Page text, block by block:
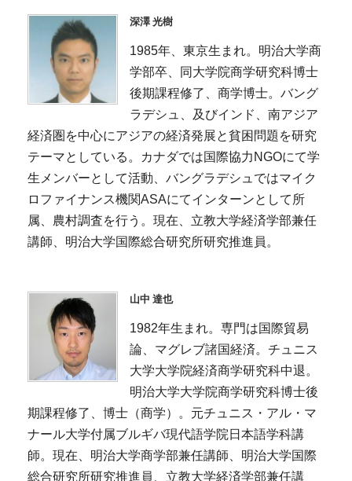
深澤 光樹
1985年、東京生まれ。明治大学商
学部卒、同大学院商学研究科博士
後期課程修了、商学博士。バング
ラデシュ、及びインド、南アジア
経済圏を中心にアジアの経済発展と貧困問題を研究
テーマとしている。カナダでは国際協力NGOにて学
生メンバーとして活動、バングラデシュではマイク
ロファイナンス機関ASAにてインターンとして所
属、農村調査を行う。現在、立教大学経済学部兼任
講師、明治大学国際総合研究所研究推進員。
山中 達也
1982年生まれ。専門は国際貿易
論、マグレブ諸国経済。チュニス
大学大学院経済商学研究科中退。
明治大学大学院商学研究科博士後
期課程修了、博士（商学）。元チュニス・アル・マ
ナール大学付属ブルギバ現代語学院日本語学科講
師。現在、明治大学商学部兼任講師、明治大学国際
総合研究所研究推進員、立教大学経済学部兼任講